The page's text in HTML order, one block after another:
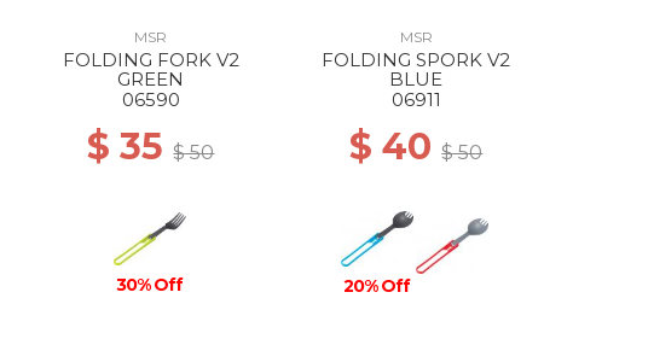
MSR
FOLDING FORK V2
GREEN
06590
$ 35$ 50
30% Off
MSR
FOLDING SPORK V2
BLUE
06911
$ 40$ 50
20% Off